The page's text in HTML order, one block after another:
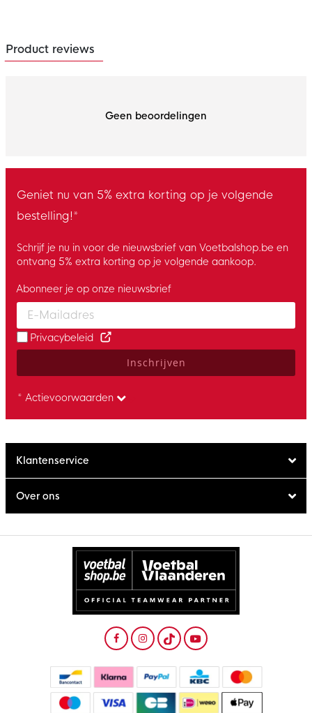
Product reviews
Geen beoordelingen
Geniet nu van 5% extra korting op je volgende
bestelling!*
Schrijf je nu in voor de nieuwsbrief van Voetbalshop.be en
ontvang 5% extra korting op je volgende aankoop.
Enter your email and accept the privacy policy to subscribe to
Abonneer je op onze nieuwsbrief
Privacybeleid
Inschrijven
* Actievoorwaarden
Klantenservice
Over ons